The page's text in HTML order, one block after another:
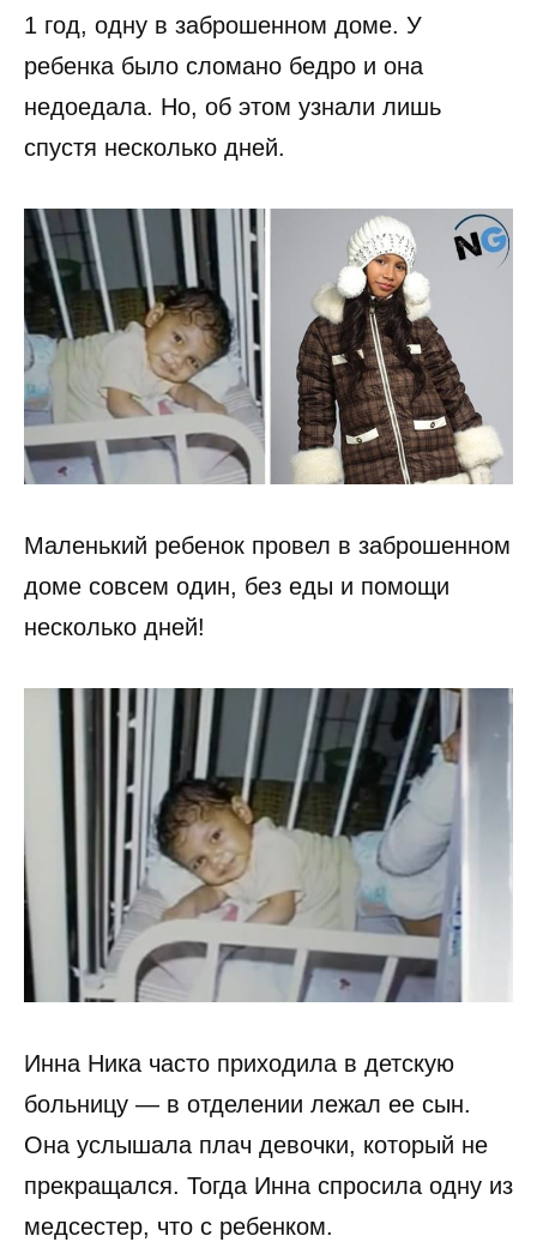
1 год, одну в заброшенном доме. У
ребенка было сломано бедро и она
недоедала. Но, об этом узнали лишь
спустя несколько дней.
Маленький ребенок провел в заброшенном
доме совсем один, без еды и помощи
несколько дней!
Инна Ника часто приходила в детскую
больницу — в отделении лежал ее сын.
Она услышала плач девочки, который не
прекращался. Тогда Инна спросила одну из
медсестер, что с ребенком.